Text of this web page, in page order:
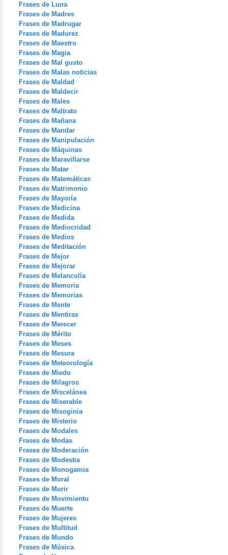
Frases de Luna
Frases de Madres
Frases de Madrugar
Frases de Madurez
Frases de Maestro
Frases de Magia
Frases de Mal gusto
Frases de Malas noticias
Frases de Maldad
Frases de Maldecir
Frases de Males
Frases de Maltrato
Frases de Mañana
Frases de Mandar
Frases de Manipulación
Frases de Máquinas
Frases de Maravillarse
Frases de Matar
Frases de Matemáticas
Frases de Matrimonio
Frases de Mayoría
Frases de Medicina
Frases de Medida
Frases de Mediocridad
Frases de Medios
Frases de Meditación
Frases de Mejor
Frases de Mejorar
Frases de Melancolía
Frases de Memoria
Frases de Memorias
Frases de Mente
Frases de Mentiras
Frases de Merecer
Frases de Mérito
Frases de Meses
Frases de Mesura
Frases de Meteorología
Frases de Miedo
Frases de Milagros
Frases de Miscelánea
Frases de Miserable
Frases de Misoginia
Frases de Misterio
Frases de Modales
Frases de Modas
Frases de Moderación
Frases de Modestia
Frases de Monogamia
Frases de Moral
Frases de Morir
Frases de Movimiento
Frases de Muerte
Frases de Mujeres
Frases de Multitud
Frases de Mundo
Frases de Música